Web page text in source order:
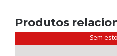
Produtos
Sem